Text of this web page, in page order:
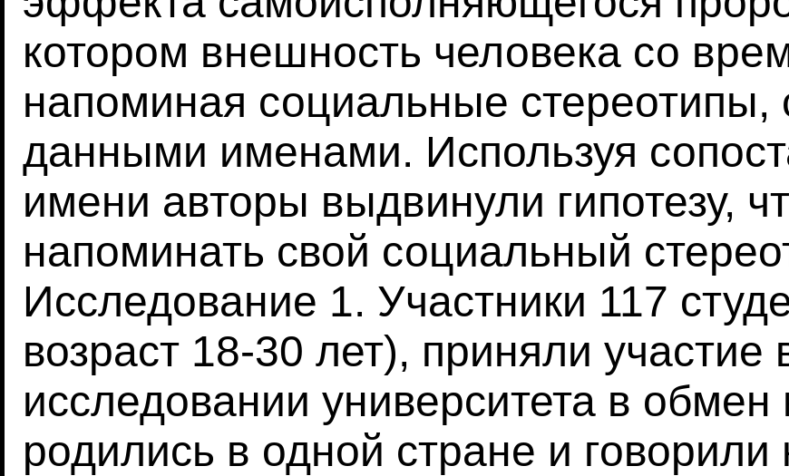
котором внешность человека со
напоминая социальные стереотипы,
данными именами. Используя
имени авторы выдвинули гипотезу,
напоминать свой социальный
Исследование 1. Участники 117
возраст 18-30 лет), приняли участие
исследовании университета в
родились в одной стране и